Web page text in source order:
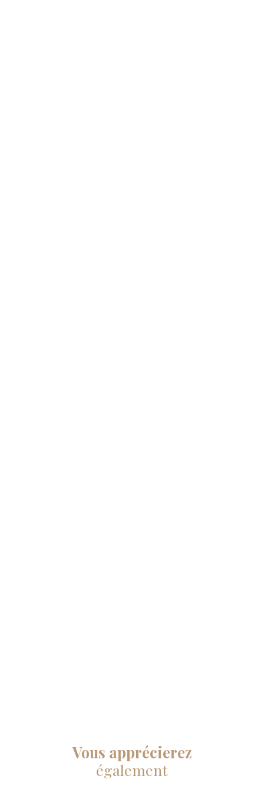
Vous apprécierez
également